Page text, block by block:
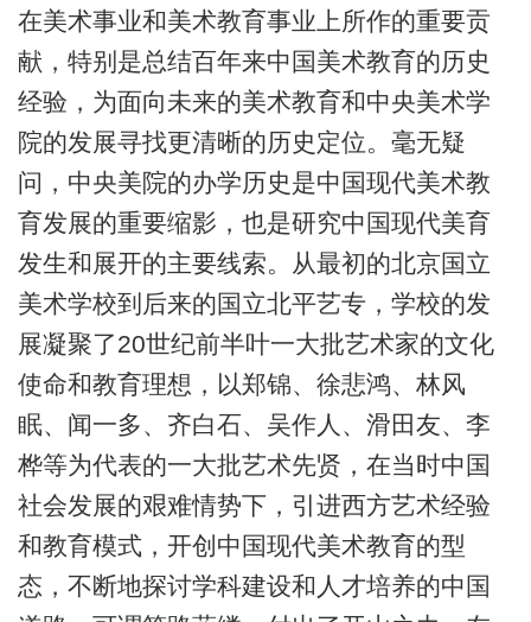
在美术事业和美术教育事业上所作的重要贡
献，特别是总结百年来中国美术教育的历史
经验，为面向未来的美术教育和中央美术学
院的发展寻找更清晰的历史定位。毫无疑
问，中央美院的办学历史是中国现代美术教
育发展的重要缩影，也是研究中国现代美育
发生和展开的主要线索。从最初的北京国立
美术学校到后来的国立北平艺专，学校的发
展凝聚了20世纪前半叶一大批艺术家的文化
使命和教育理想，以郑锦、徐悲鸿、林风
眠、闻一多、齐白石、吴作人、滑田友、李
桦等为代表的一大批艺术先贤，在当时中国
社会发展的艰难情势下，引进西方艺术经验
和教育模式，开创中国现代美术教育的型
态，不断地探讨学科建设和人才培养的中国